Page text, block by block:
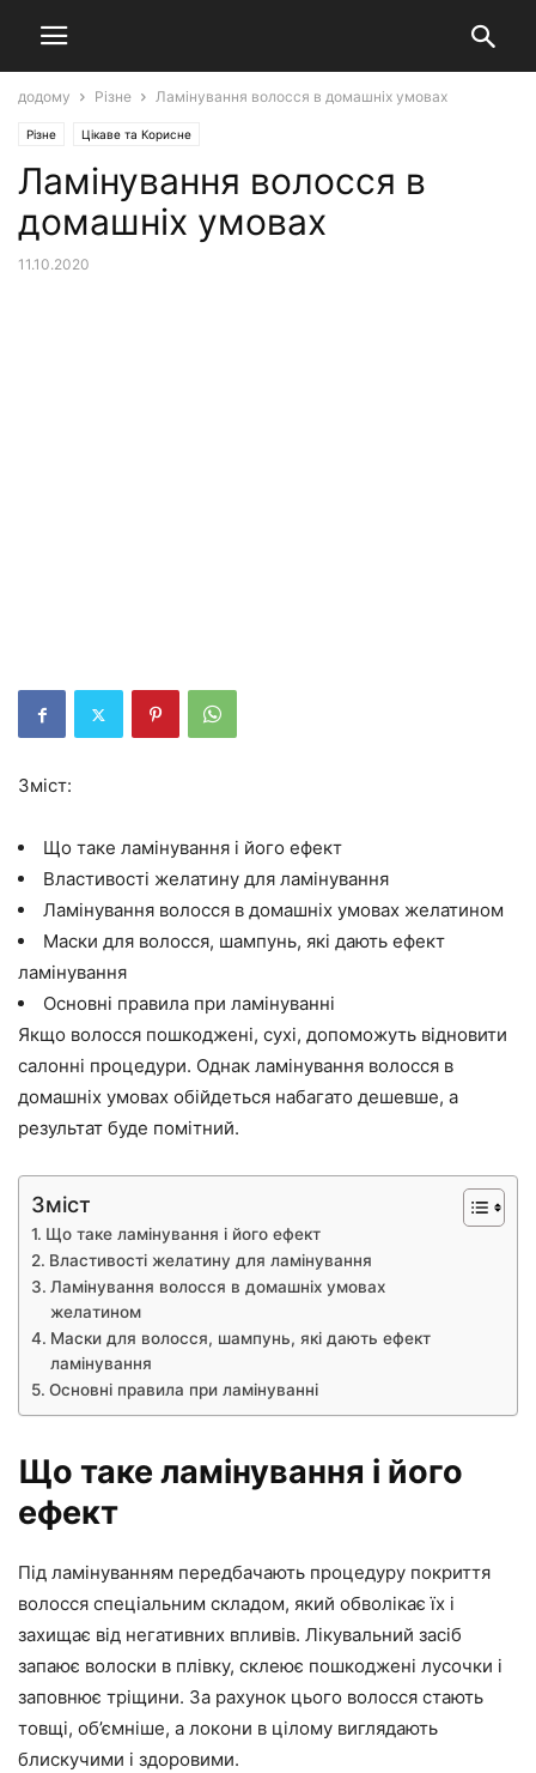
додому Різне Ламінування волосся в домашніх умовах
Різне Цікаве та Корисне
Ламінування волосся в
домашніх умовах
11.10.2020
Зміст:
Що таке ламінування і його ефект
Властивості желатину для ламінування
Ламінування волосся в домашніх умовах желатином
Маски для волосся, шампунь, які дають ефект
ламінування
Основні правила при ламінуванні
Якщо волосся пошкоджені, сухі, допоможуть відновити
салонні процедури. Однак ламінування волосся в
домашніх умовах обійдеться набагато дешевше, а
результат буде помітний.
Зміст
Що таке ламінування і його ефект
Властивості желатину для ламінування
Ламінування волосся в домашніх умовах
желатином
Маски для волосся, шампунь, які дають ефект
ламінування
Основні правила при ламінуванні
Що таке ламінування і його
ефект
Під ламінуванням передбачають процедуру покриття
волосся спеціальним складом, який обволікає їх і
захищає від негативних впливів. Лікувальний засіб
запаює волоски в плівку, склеює пошкоджені лусочки і
заповнює тріщини. За рахунок цього волосся стають
товщі, об’ємніше, а локони в цілому виглядають
блискучими і здоровими.